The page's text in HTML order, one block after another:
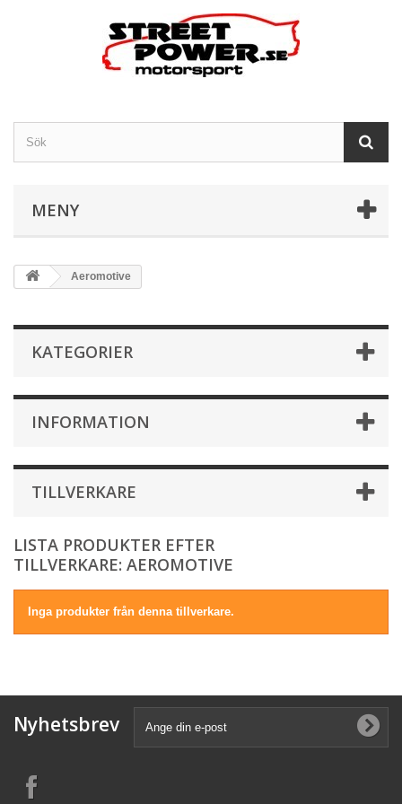
MENY
Aeromotive
KATEGORIER
INFORMATION
TILLVERKARE
LISTA PRODUKTER EFTER
TILLVERKARE: AEROMOTIVE
Inga produkter från denna tillverkare.
Nyhetsbrev